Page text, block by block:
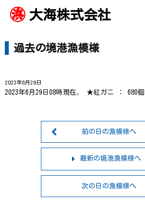
大海株式会社
過去の境港漁模様
2023年6月29日
2023年6月29日08時現在、 ★紅ガニ ：
前の日の漁模様へ
最新の境港漁模様へ
次の日の漁模様へ